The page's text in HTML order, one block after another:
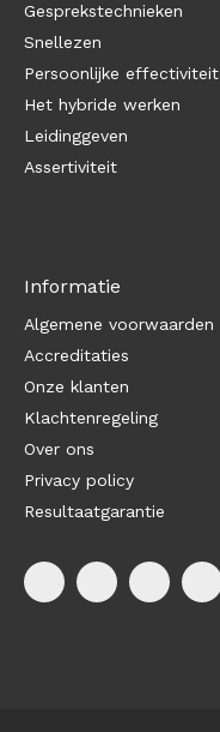
Gesprekstechnieken
Snellezen
Persoonlijke effectiviteit
Het hybride werken
Leidinggeven
Assertiviteit
Informatie
Algemene voorwaarden
Accreditaties
Onze klanten
Klachtenregeling
Over ons
Privacy policy
Resultaatgarantie